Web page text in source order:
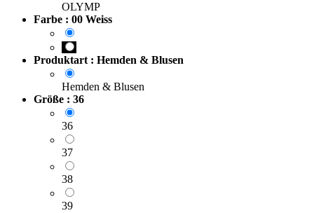
OLYMP
Farbe : 00 Weiss
Produktart : Hemden & Blusen
Hemden & Blusen
Größe : 36
36
37
38
39